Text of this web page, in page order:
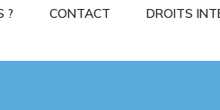
? CONTACT DROITS